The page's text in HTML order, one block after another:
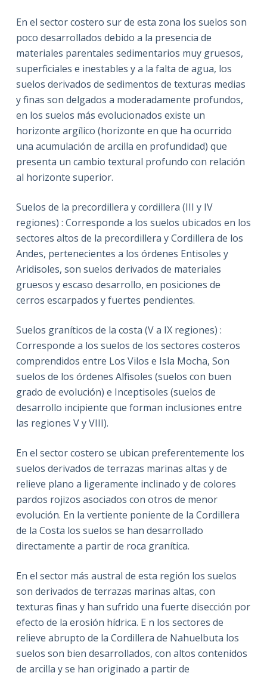
En el sector costero sur de esta zona los suelos son
poco desarrollados debido a la presencia de
materiales parentales sedimentarios muy gruesos,
superficiales e inestables y a la falta de agua, los
suelos derivados de sedimentos de texturas medias
y finas son delgados a moderadamente profundos,
en los suelos más evolucionados existe un
horizonte argílico (horizonte en que ha ocurrido
una acumulación de arcilla en profundidad) que
presenta un cambio textural profundo con relación
al horizonte superior.
Suelos de la precordillera y cordillera (III y IV
regiones) : Corresponde a los suelos ubicados en los
sectores altos de la precordillera y Cordillera de los
Andes, pertenecientes a los órdenes Entisoles y
Aridisoles, son suelos derivados de materiales
gruesos y escaso desarrollo, en posiciones de
cerros escarpados y fuertes pendientes.
Suelos graníticos de la costa (V a IX regiones) :
Corresponde a los suelos de los sectores costeros
comprendidos entre Los Vilos e Isla Mocha, Son
suelos de los órdenes Alfisoles (suelos con buen
grado de evolución) e Inceptisoles (suelos de
desarrollo incipiente que forman inclusiones entre
las regiones V y VIII).
En el sector costero se ubican preferentemente los
suelos derivados de terrazas marinas altas y de
relieve plano a ligeramente inclinado y de colores
pardos rojizos asociados con otros de menor
evolución. En la vertiente poniente de la Cordillera
de la Costa los suelos se han desarrollado
directamente a partir de roca granítica.
En el sector más austral de esta región los suelos
son derivados de terrazas marinas altas, con
texturas finas y han sufrido una fuerte disección por
efecto de la erosión hídrica. E n los sectores de
relieve abrupto de la Cordillera de Nahuelbuta los
suelos son bien desarrollados, con altos contenidos
de arcilla y se han originado a partir de